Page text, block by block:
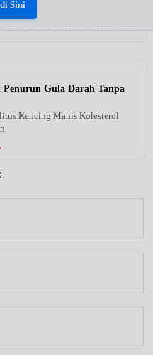
Sini
Penurun Gula Darah Tanpa
Kencing Manis Kolesterol